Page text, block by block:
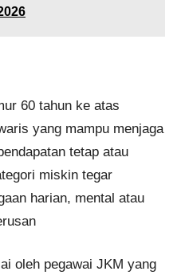
60 tahun ke atas
yang mampu menjaga
tetap atau
miskin tegar
harian, mental atau
oleh pegawai JKM yang